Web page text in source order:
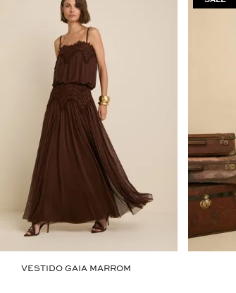
VESTIDO GAIA MARROM